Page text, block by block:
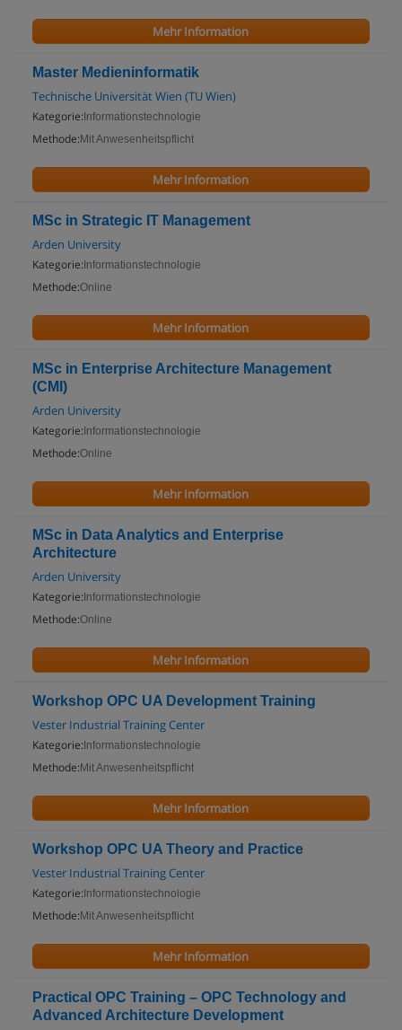
Mehr Information
Master Medieninformatik
Technische Universität Wien (TU Wien)
Kategorie: Informationstechnologie
Methode: Mit Anwesenheitspflicht
Mehr Information
MSc in Strategic IT Management
Arden University
Kategorie: Informationstechnologie
Methode:Online
Mehr Information
MSc in Enterprise Architecture Management
(CMI)
Arden University
Kategorie: Informationstechnologie
Methode:Online
Mehr Information
MSc in Data Analytics and Enterprise
Architecture
Arden University
Kategorie: Informationstechnologie
Methode:Online
Mehr Information
Workshop OPC UA Development Training
Vester Industrial Training Center
Kategorie: Informationstechnologie
Methode: Mit Anwesenheitspflicht
Mehr Information
Workshop OPC UA Theory and Practice
Vester Industrial Training Center
Kategorie: Informationstechnologie
Methode: Mit Anwesenheitspflicht
Mehr Information
Practical OPC Training – OPC Technology and
Advanced Architecture Development